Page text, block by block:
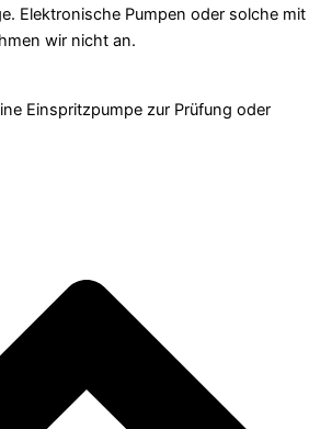
Elektronische Pumpen oder solche mit
wir nicht an.
Einspritzpumpe zur Prüfung oder